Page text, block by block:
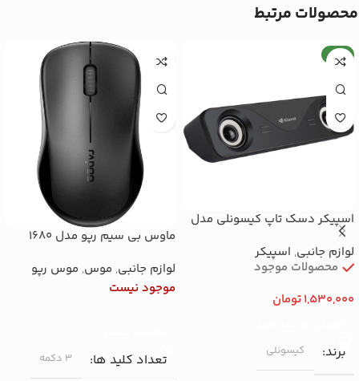
محصولات مرتبط
جدید
اسپیکر دسک تاپ کیسونلی مدل
i-610
لوازم جانبی, اسپیکر
محصولات موجود
1,530,000تومان
برند کیسونلی
ماوس بی سیم رپو مدل 1680
لوازم جانبی, موس, موس رپو
موجود نیست
تعداد کلید ها ۳ دکمه